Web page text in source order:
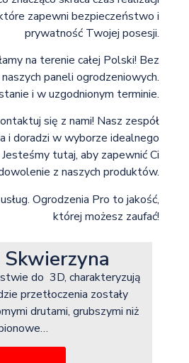
zapewni bezpieczeństwo i
prywatność Twojej posesji.
na terenie całej Polski! Bez
paneli ogrodzeniowych.
i w uzgodnionym terminie.
się z nami! Nasz zespół
i doradzi w wyborze idealnego
tutaj, aby zapewnić Ci
z naszych produktów.
Ogrodzenia Pro to jakość,
której możesz zaufać!
do 3D, charakteryzują
przetłoczenia zostały
drutami, grubszymi niż